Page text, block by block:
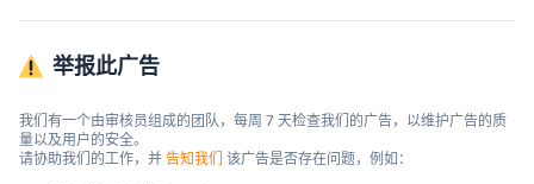
举报此广告
我们有一个由审核员组成的团队，每周 7 天检查我们的广告，以维护广告的质
量以及用户的安全。
请协助我们的工作，并 告知我们 该广告是否存在问题，例如：